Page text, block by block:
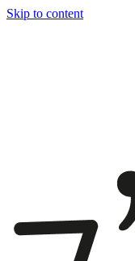
Skip to content